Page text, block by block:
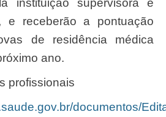
instituição supervisora e
e receberão a pontuação
de residência médica
ano.
profissionais